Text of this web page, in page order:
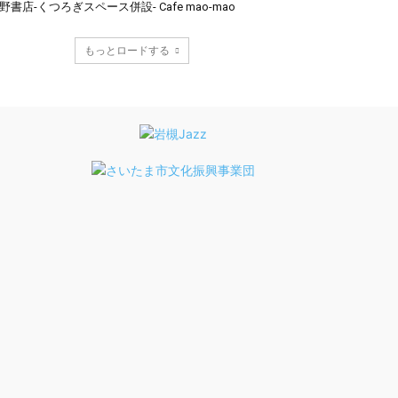
書店-くつろぎスペース併設- Cafe mao-mao
もっとロードする